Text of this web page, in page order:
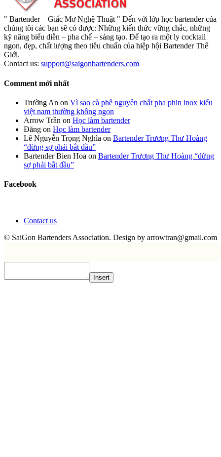
" Bartender – Giấc Mơ Nghệ Thuật " Đến với lớp học bartender của
chúng tôi các bạn sẽ có được: Những kiến thức vững chắc, những
kỹ năng biểu diễn – pha chế – sáng tạo. Để tạo ra một ly cocktail
ngon, đẹp, chất lượng theo tiêu chuẩn của hiệp hội Bartender Thế
Giới.
Contact us: support@saigonbartenders.com
Comment mới nhất
Trường An on Vì sao cà phê nguyên chất pha phin inox kiểu
việt nam thường không ngon
Arrow Trần on Học làm bartender
Đăng on Học làm bartender
Lê Nguyễn Trọng Nghĩa on Bartender Trương Thư Hoàng
“đừng sợ phải bắt đầu”
Bartender Bien Hoa on Bartender Trương Thư Hoàng “đừng
sợ phải bắt đầu”
Facebook
Contact us
© SaiGon Bartenders Association. Design by arrowtran@gmail.com
Insert